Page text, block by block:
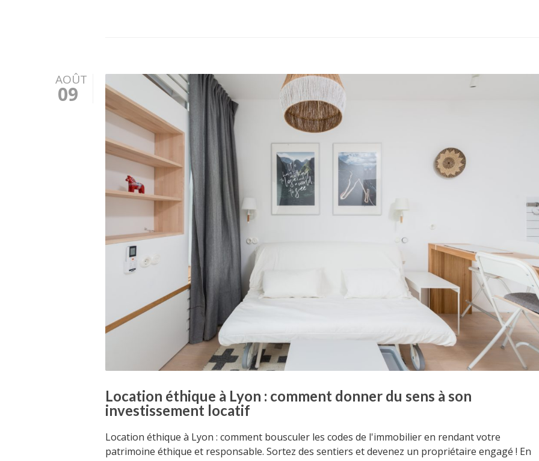
AOÛT
09
Location éthique à Lyon : comment donner du sens à son
investissement locatif
Location éthique à Lyon : comment bousculer les codes de l'immobilier en rendant votre
patrimoine éthique et responsable. Sortez des sentiers et devenez un propriétaire engagé ! En